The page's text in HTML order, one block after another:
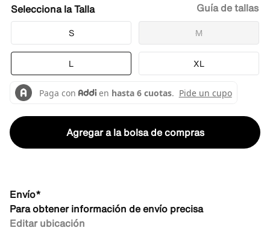
Talla
S M
L XL
Guía de tallas
Agregar a la bolsa de compras
Envío*
Para obtener información de envío precisa
Editar ubicación